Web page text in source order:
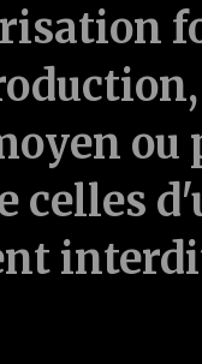
ou
celles